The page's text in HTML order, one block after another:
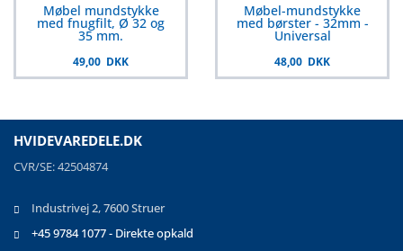
Møbel mundstykke
med fnugfilt, Ø 32 og
35 mm.
49,00 DKK
Møbel-mundstykke
med børster - 32mm -
Universal
48,00 DKK
HVIDEVAREDELE.DK
CVR/SE: 42504874
Industrivej 2, 7600 Struer
+45 9784 1077 - Direkte opkald